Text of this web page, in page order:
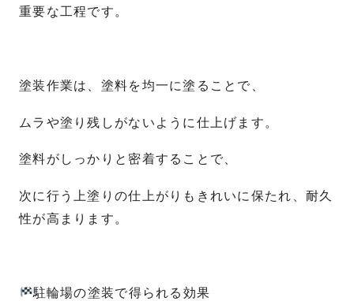
重要な工程です。
塗装作業は、塗料を均一に塗ることで、
ムラや塗り残しがないように仕上げます。
塗料がしっかりと密着することで、
次に行う上塗りの仕上がりもきれいに保たれ、耐久
性が高まります。
駐輪場の塗装で得られる効果